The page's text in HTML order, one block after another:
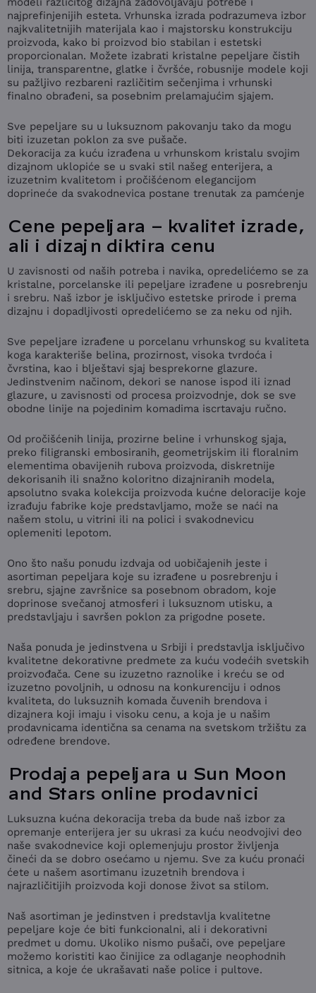
najprefinjenijih esteta. Vrhunska izrada podrazumeva izbor
najkvalitetnijih materijala kao i majstorsku konstrukciju
proizvoda, kako bi proizvod bio stabilan i estetski
proporcionalan. Možete izabrati kristalne pepeljare čistih
linija, transparentne, glatke i čvršće, robusnije modele koji
su pažljivo rezbareni različitim sečenjima i vrhunski
finalno obrađeni, sa posebnim prelamajućim sjajem.
Sve pepeljare su u luksuznom pakovanju tako da mogu
biti izuzetan poklon za sve pušače.
Dekoracija za kuću izrađena u vrhunskom kristalu svojim
dizajnom uklopiće se u svaki stil našeg enterijera, a
izuzetnim kvalitetom i pročišćenom elegancijom
doprineće da svakodnevica postane trenutak za pamćenje
Cene pepeljara – kvalitet izrade,
ali i dizajn diktira cenu
U zavisnosti od naših potreba i navika, opredelićemo se za
kristalne, porcelanske ili pepeljare izrađene u posrebrenju
i srebru. Naš izbor je isključivo estetske prirode i prema
dizajnu i dopadljivosti opredelićemo se za neku od njih.
Sve pepeljare izrađene u porcelanu vrhunskog su kvaliteta
koga karakteriše belina, prozirnost, visoka tvrdoća i
čvrstina, kao i blještavi sjaj besprekorne glazure.
Jedinstvenim načinom, dekori se nanose ispod ili iznad
glazure, u zavisnosti od procesa proizvodnje, dok se sve
obodne linije na pojedinim komadima iscrtavaju ručno.
Od pročišćenih linija, prozirne beline i vrhunskog sjaja,
preko filigranski embosiranih, geometrijskim ili floralnim
elementima obavijenih rubova proizvoda, diskretnije
dekorisanih ili snažno koloritno dizajniranih modela,
apsolutno svaka kolekcija proizvoda kućne deloracije koje
izrađuju fabrike koje predstavljamo, može se naći na
našem stolu, u vitrini ili na polici i svakodnevicu
oplemeniti lepotom.
Ono što našu ponudu izdvaja od uobičajenih jeste i
asortiman pepeljara koje su izrađene u posrebrenju i
srebru, sjajne završnice sa posebnom obradom, koje
doprinose svečanoj atmosferi i luksuznom utisku, a
predstavljaju i savršen poklon za prigodne posete.
Naša ponuda je jedinstvena u Srbiji i predstavlja isključivo
kvalitetne dekorativne predmete za kuću vodećih svetskih
proizvođača. Cene su izuzetno raznolike i kreću se od
izuzetno povoljnih, u odnosu na konkurenciju i odnos
kvaliteta, do luksuznih komada čuvenih brendova i
dizajnera koji imaju i visoku cenu, a koja je u našim
prodavnicama identična sa cenama na svetskom tržištu za
određene brendove.
Prodaja pepeljara u Sun Moon
and Stars online prodavnici
Luksuzna kućna dekoracija treba da bude naš izbor za
opremanje enterijera jer su ukrasi za kuću neodvojivi deo
naše svakodnevice koji oplemenjuju prostor življenja
čineći da se dobro osećamo u njemu. Sve za kuću pronaći
ćete u našem asortimanu izuzetnih brendova i
najrazličitijih proizvoda koji donose život sa stilom.
Naš asortiman je jedinstven i predstavlja kvalitetne
pepeljare koje će biti funkcionalni, ali i dekorativni
predmet u domu. Ukoliko nismo pušači, ove pepeljare
možemo koristiti kao činijice za odlaganje neophodnih
sitnica, a koje će ukrašavati naše police i pultove.